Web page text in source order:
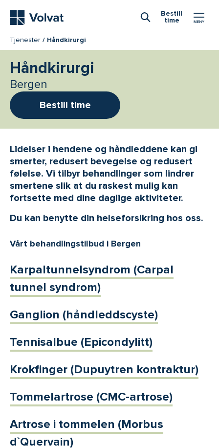
Bestill
time
Tjenester Håndkirurgi
Håndkirurgi
Bergen
Bestill time
Lidelser i hendene og håndleddene kan gi
smerter, redusert bevegelse og redusert
følelse. Vi tilbyr behandlinger som lindrer
smertene slik at du raskest mulig kan
fortsette med dine daglige aktiviteter.
Du kan benytte din helseforsikring hos oss.
Vårt behandlingstilbud i Bergen
Karpaltunnelsyndrom (Carpal
tunnel syndrom)
Ganglion (håndleddscyste)
Tennisalbue (Epicondylitt)
Krokfinger (Dupuytren kontraktur)
Tommelartrose (CMC-artrose)
Artrose i tommelen (Morbus
d`Quervain)